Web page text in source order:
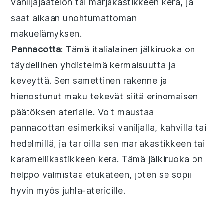
vaniljajäätelön tai marjakastikkeen kera, ja
saat aikaan unohtumattoman
makuelämyksen.
Pannacotta: Tämä italialainen jälkiruoka on
täydellinen yhdistelmä kermaisuutta ja
keveyttä. Sen samettinen rakenne ja
hienostunut maku tekevät siitä erinomaisen
päätöksen aterialle. Voit maustaa
pannacottan esimerkiksivaniljalla, kahvilla tai
hedelmillä, ja tarjoilla sen marjakastikkeen tai
karamellikastikkeen kera. Tämä jälkiruoka on
helppo valmistaa etukäteen, joten se sopii
hyvin myös juhla-aterioille.